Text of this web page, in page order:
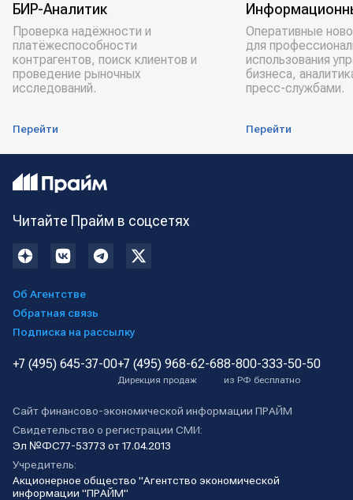
БИР-Аналитик
Проверка надёжности и
платёжеспособности
контрагентов, поиск клиентов и
проведение рыночных
исследований.
Перейти
Оперативные
для
использования
бизнеса,
пресс-службами.
Перейти
Читайте Прайм в соцсетях
Об Агентстве
Обратная связь
Подписка на рассылку
+7 (495) 645-37-00+7 (495) 968-62-68
Дирекция продаж
8-800-333-50-50
из РФ бесплатно
Сайт финансово-экономической информации ПРАЙМ
Свидетельство о регистрации СМИ:
Эл №ФС77-53773 от 17.04.2013
Учредитель:
Акционерное общество "Агентство экономической
информации "ПРАЙМ"